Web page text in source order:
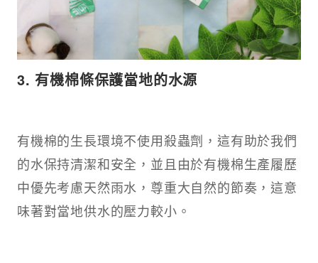
3. 有機棉條保護當地的水源​
有機棉的生長環境不使用殺蟲劑，這有助於我們
的水保持清潔和安全，並且由於有機棉生產履歷
中優先考慮天然雨水，尊重大自然的節奏，這意
味著對當地供水的壓力較小。​